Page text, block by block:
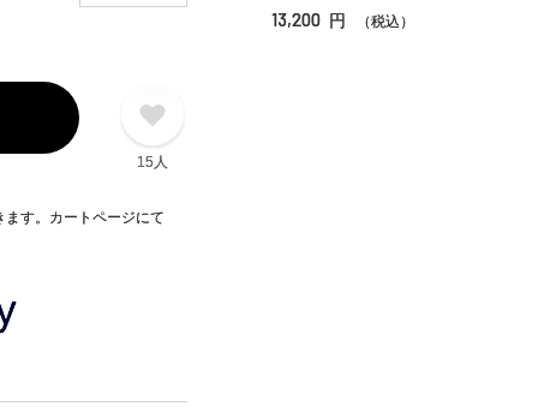
15人
す。カートページにて
13,200 円 （税込）